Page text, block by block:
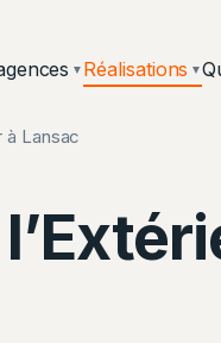
▼ Réalisations ▼
à Lansac